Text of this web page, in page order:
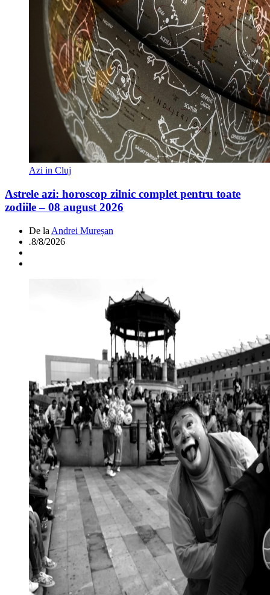
Azi in Cluj
Astrele azi: horoscop zilnic complet pentru toate
zodiile – 08 august 2026
De la Andrei Mureșan
.8/8/2026